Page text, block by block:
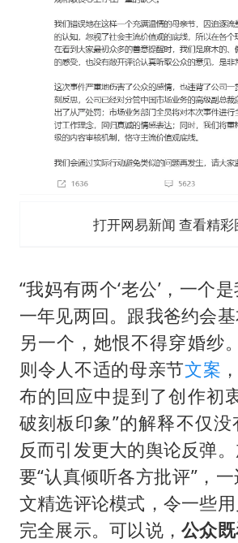
打开网易新闻 查看精彩
“我妈有两个‘老公’，一个
一年见两回。跟我爸约会
另一个，她恨不得穿婚纱
则令人不适的母亲节文案
布的回应中提到了创作初
破刻板印象”的解释不仅没
反而引发更大的舆论反弹
要“认真倾听各方批评”，
文精选评论模式，令一些
完全展示。可以说，公众